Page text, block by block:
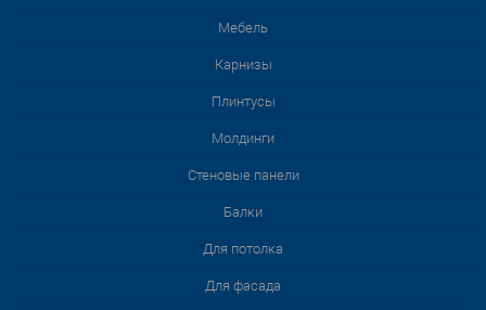
Мебель
Карнизы
Плинтусы
Молдинги
Стеновые панели
Балки
Для потолка
Для фасада